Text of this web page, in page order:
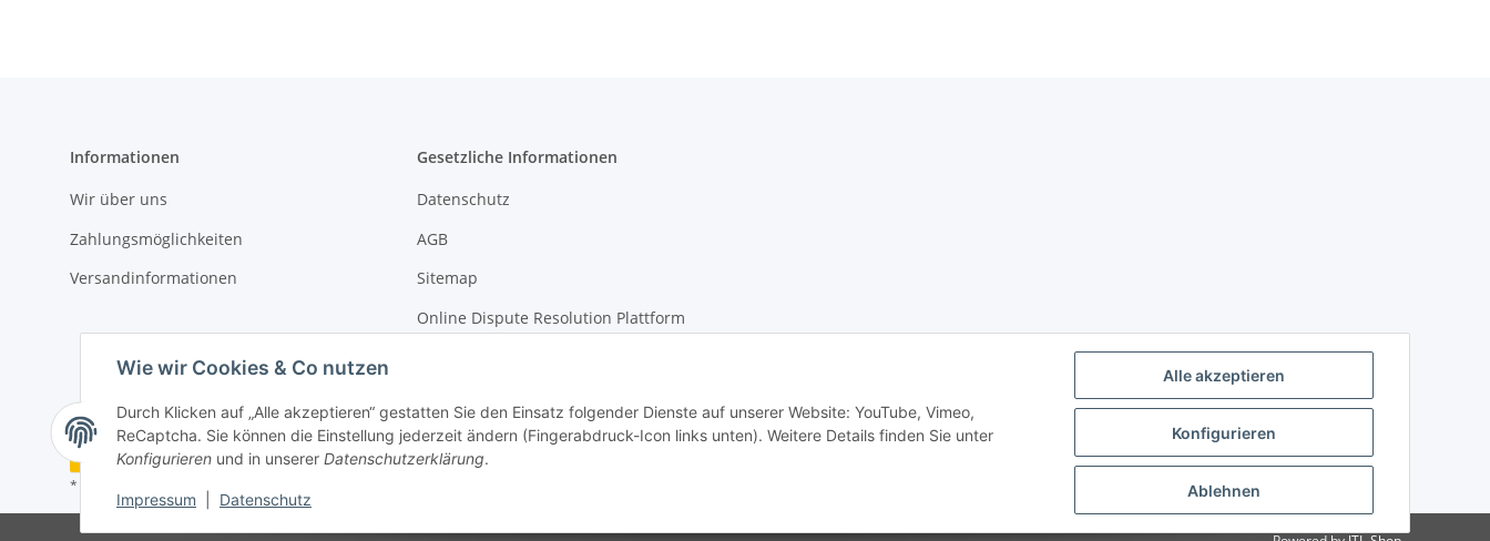
Alle akzeptieren
Konfigurieren
Ablehnen
Wie wir Cookies & Co nutzen
Durch Klicken auf „Alle akzeptieren“ gestatten Sie den Einsatz folgender Dienste auf unserer Website: YouTube, Vimeo,
ReCaptcha. Sie können die Einstellung jederzeit ändern (Fingerabdruck-Icon links unten). Weitere Details finden Sie unter
Konfigurieren und in unserer Datenschutzerklärung.
Impressum Datenschutz
Informationen
Wir über uns
Zahlungsmöglichkeiten
Versandinformationen
Gesetzliche Informationen
Datenschutz
AGB
Sitemap
Online Dispute Resolution Plattform
Vertrag widerrufen
* Alle Preise inkl. gesetzlicher USt., zzgl.